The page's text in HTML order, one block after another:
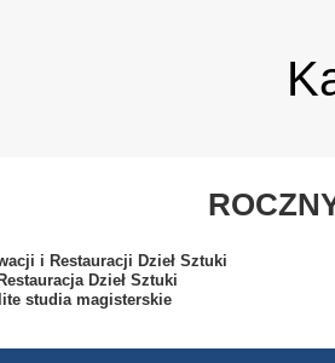
i Restauracji Dzieł Sztuki
Dzieł Sztuki
studia magisterskie